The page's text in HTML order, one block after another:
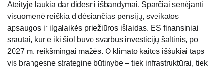
Ateityje laukia dar didesni išbandymai. Sparčiai senėjanti
visuomenė reiškia didėsiančias pensijų, sveikatos
apsaugos ir ilgalaikės priežiūros išlaidas. ES finansiniai
srautai, kurie iki šiol buvo svarbus investicijų šaltinis, po
2027 m. reikšmingai mažės. O klimato kaitos iššūkiai taps
vis brangesne strategine būtinybe – tiek infrastruktūrai, tiek